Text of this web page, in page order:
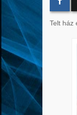
Telt ház